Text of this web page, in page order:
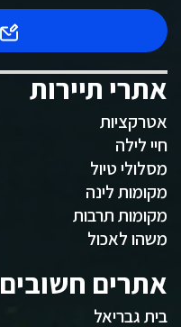
אתרי תיירות
אטרקציות
חיי לילה
מסלולי טיול
מקומות לינה
מקומות תרבות
משהו לאכול
אתרים חשובים
בית גבריאל